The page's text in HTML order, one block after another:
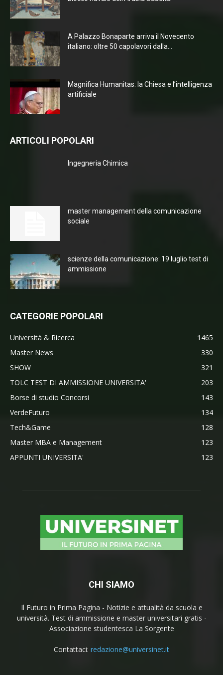
A Palazzo Bonaparte arriva il Novecento
italiano: oltre 50 capolavori dalla...
Magnifica Humanitas: la Chiesa e l’intelligenza
artificiale
ARTICOLI POPOLARI
Ingegneria Chimica
master management della comunicazione
sociale
scienze della comunicazione: 19 luglio test di
ammissione
CATEGORIE POPOLARI
Università & Ricerca
1465
Master News
330
SHOW
321
TOLC TEST DI AMMISSIONE UNIVERSITA'
203
Borse di studio Concorsi
143
VerdeFuturo
134
Tech&Game
128
Master MBA e Management
123
APPUNTI UNIVERSITA'
123
CHI SIAMO
Il Futuro in Prima Pagina - Notizie e attualità da scuola e
università. Test di ammissione e master universitari gratis -
Associazione studentesca La Sorgente
Contattaci: redazione@universinet.it